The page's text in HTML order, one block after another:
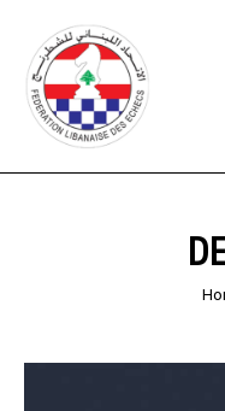
HOME
FEDERATION